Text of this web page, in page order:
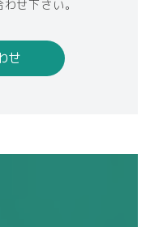
せ下さい。
せ